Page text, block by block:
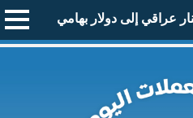
عراقي إلى دولار بهامي